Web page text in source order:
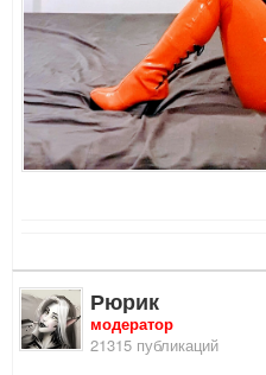
Рюрик
модератор
21315 публикаций